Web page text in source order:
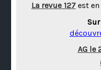
La revue 127 est
AG le